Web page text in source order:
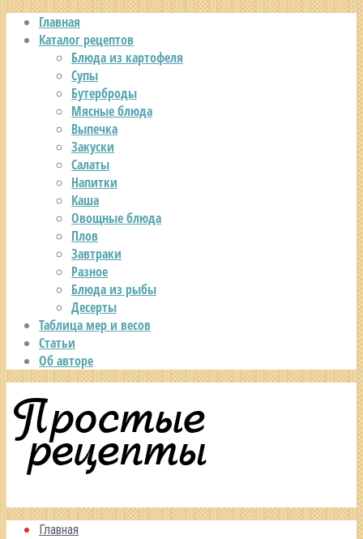
Главная
Каталог рецептов
Блюда из картофеля
Супы
Бутерброды
Мясные блюда
Выпечка
Закуски
Салаты
Напитки
Каша
Овощные блюда
Плов
Завтраки
Разное
Блюда из рыбы
Десерты
Таблица мер и весов
Статьи
Об авторе
Главная